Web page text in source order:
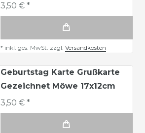
3,50 € *
* inkl. ges. MwSt. zzgl. Versandkosten
Geburtstag Karte Grußkarte
Gezeichnet Möwe 17x12cm
3,50 € *